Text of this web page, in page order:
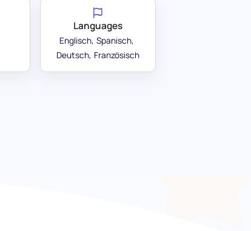
Languages
Englisch Spanisch
Deutsch Französisch